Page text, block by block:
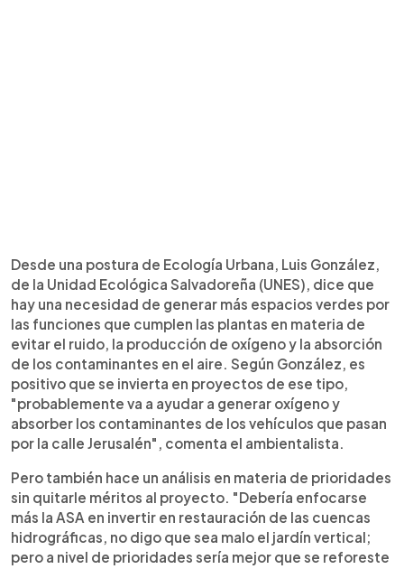
Desde una postura de Ecología Urbana, Luis González,
de la Unidad Ecológica Salvadoreña (UNES), dice que
hay una necesidad de generar más espacios verdes por
las funciones que cumplen las plantas en materia de
evitar el ruido, la producción de oxígeno y la absorción
de los contaminantes en el aire. Según González, es
positivo que se invierta en proyectos de ese tipo,
"probablemente va a ayudar a generar oxígeno y
absorber los contaminantes de los vehículos que pasan
por la calle Jerusalén", comenta el ambientalista.
Pero también hace un análisis en materia de prioridades
sin quitarle méritos al proyecto. "Debería enfocarse
más la ASA en invertir en restauración de las cuencas
hidrográficas, no digo que sea malo el jardín vertical;
pero a nivel de prioridades sería mejor que se reforeste